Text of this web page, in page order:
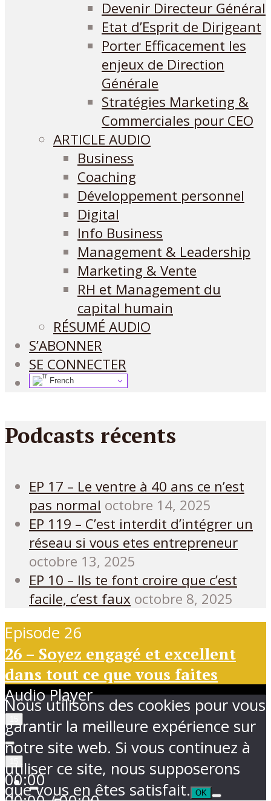
Devenir Directeur Général
Etat d’Esprit de Dirigeant
Porter Efficacement les
enjeux de Direction
Générale
Stratégies Marketing &
Commerciales pour CEO
ARTICLE AUDIO
Business
Coaching
Développement personnel
Digital
Info Business
Management & Leadership
Marketing & Vente
RH et Management du
capital humain
RÉSUMÉ AUDIO
S’ABONNER
SE CONNECTER
French
Podcasts récents
EP 17 – Le ventre à 40 ans ce n’est
pas normal octobre 14, 2025
EP 119 – C’est interdit d’intégrer un
réseau si vous etes entrepreneur
octobre 13, 2025
EP 10 – Ils te font croire que c’est
facile, c’est faux octobre 8, 2025
Episode 26
26 – Soyez engagé et excellent
dans tout ce que vous faites
Audio Player
00:00
Nous utilisons des cookies pour vous
garantir la meilleure expérience sur
notre site web. Si vous continuez à
utiliser ce site, nous supposerons
que vous en êtes satisfait.
OK